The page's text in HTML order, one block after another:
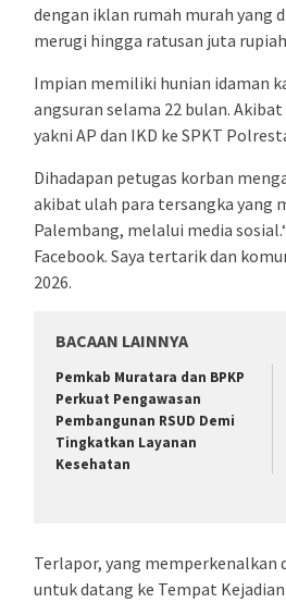
dengan iklan rumah murah yang
merugi hingga ratusan juta
Impian memiliki hunian idaman
angsuran selama 22 bulan.
yakni AP dan IKD ke SPKT
Dihadapan petugas korban
akibat ulah para tersangka yang
Palembang, melalui media
Facebook. Saya tertarik dan
2026.
BACAAN LAINNYA
Pemkab Muratara dan BPKP
Perkuat Pengawasan
Pembangunan RSUD Demi
Tingkatkan Layanan
Kesehatan
Terlapor, yang memperkenalkan
untuk datang ke Tempat